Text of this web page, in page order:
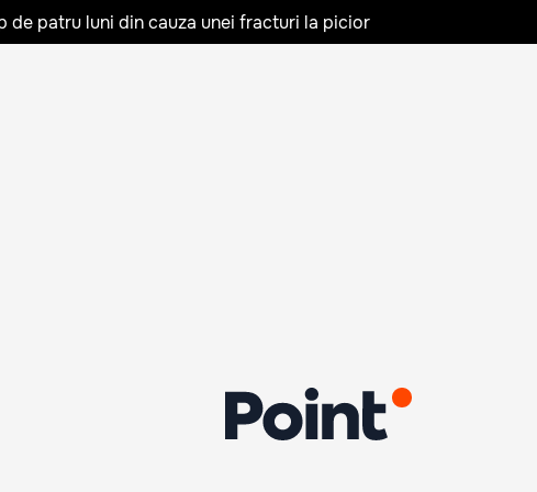
de patru luni din cauza unei fracturi la picior